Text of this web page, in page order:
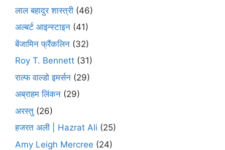
लाल बहादुर शास्त्री (46)
अल्बर्ट आइन्स्टाइन (41)
बेंजामिन फ्रैंकलिन (32)
Roy T. Bennett (31)
राल्फ वाल्डो इमर्सन (29)
अब्राहम लिंकन (29)
अरस्तु (26)
हजरत अली | Hazrat Ali (25)
Amy Leigh Mercree (24)